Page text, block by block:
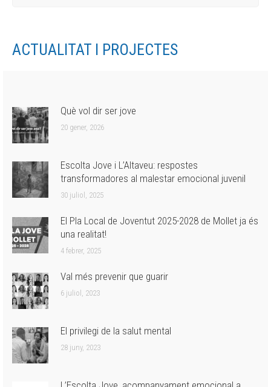
ACTUALITAT I PROJECTES
Què vol dir ser jove
20 gener, 2026
Escolta Jove i L’Altaveu: respostes
transformadores al malestar emocional juvenil
30 juliol, 2025
El Pla Local de Joventut 2025-2028 de Mollet ja és
una realitat!
4 febrer, 2025
Val més prevenir que guarir
6 juliol, 2023
El privilegi de la salut mental
28 juny, 2023